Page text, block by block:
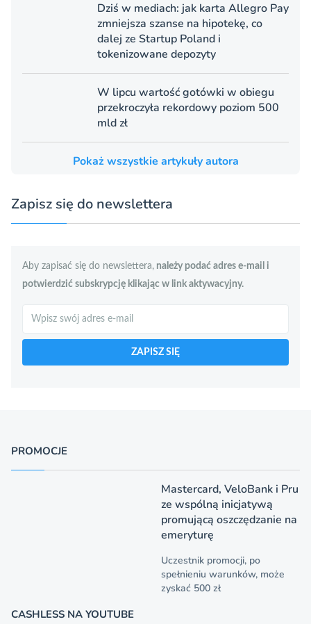
Dziś w mediach: jak karta Allegro Pay
zmniejsza szanse na hipotekę, co
dalej ze Startup Poland i
tokenizowane depozyty
W lipcu wartość gotówki w obiegu
przekroczyła rekordowy poziom 500
mld zł
Pokaż wszystkie artykuły autora
Zapisz się do newslettera
Aby zapisać się do newslettera, należy podać adres e-mail i
potwierdzić subskrypcję klikając w link aktywacyjny.
Szukaj
ZAPISZ SIĘ
PROMOCJE
Mastercard, VeloBank i Pru
ze wspólną inicjatywą
promującą oszczędzanie na
emeryturę
Uczestnik promocji, po
spełnieniu warunków, może
zyskać 500 zł
CASHLESS NA YOUTUBE